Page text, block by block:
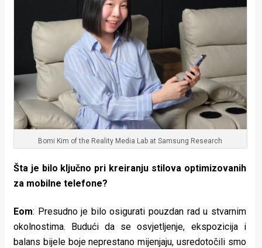
Bomi Kim of the Reality Media Lab at Samsung Research
Šta je bilo ključno pri kreiranju stilova optimizovanih
za mobilne telefone?
Eom: Presudno je bilo osigurati pouzdan rad u stvarnim
okolnostima. Budući da se osvjetljenje, ekspozicija i
balans bijele boje neprestano mijenjaju, usredotočili smo